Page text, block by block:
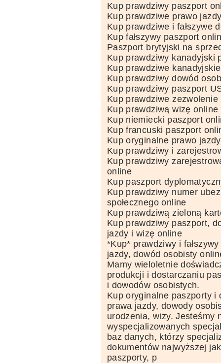
Kup prawdziwy paszport
Kup prawdziwe prawo
Kup prawdziwe i fałszywe
Kup fałszywy paszport
Paszport brytyjski na
Kup prawdziwy kanadyjski
Kup prawdziwe
Kup prawdziwy dowód
Kup prawdziwy paszport
Kup prawdziwe
Kup prawdziwą wizę online
Kup niemiecki paszport
Kup francuski paszport
Kup oryginalne prawo
Kup prawdziwy i
Kup prawdziwy
online
Kup paszport
Kup prawdziwy numer
społecznego online
Kup prawdziwą zieloną
Kup prawdziwy paszport,
jazdy i wizę online
*Kup* prawdziwy i
jazdy, dowód osobisty
Mamy wieloletnie
produkcji i dostarczaniu
i dowodów osobistych.
Kup oryginalne paszporty i
prawa jazdy, dowody
urodzenia, wizy. Jesteśmy
wyspecjalizowanych
baz danych, którzy
dokumentów najwyższej
paszporty, p